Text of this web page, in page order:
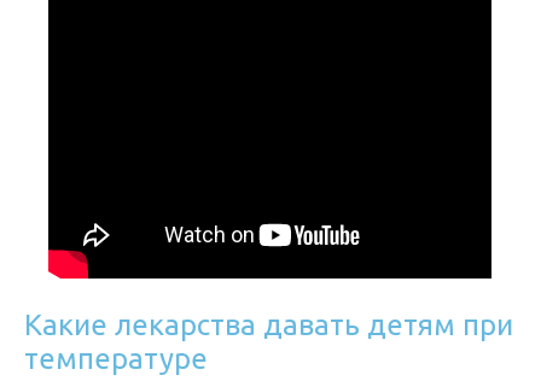
Какие лекарства давать детям при
температуре